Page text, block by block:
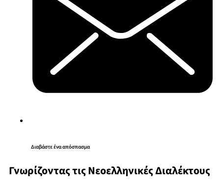
Διαβάστε ένα απόσπασμα
Γνωρίζοντας τις Νεοελληνικές Διαλέκτους